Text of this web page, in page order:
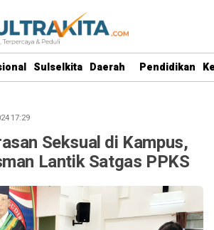
Sulselkita Daerah Pendidikan
17:29
Seksual di Kampus,
Lantik Satgas PPKS